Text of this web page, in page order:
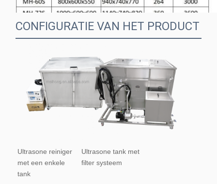
CONFIGURATIE VAN HET PRODUCT
Ultrasone reiniger
met een enkele
tank
Ultrasone tank met
filter systeem